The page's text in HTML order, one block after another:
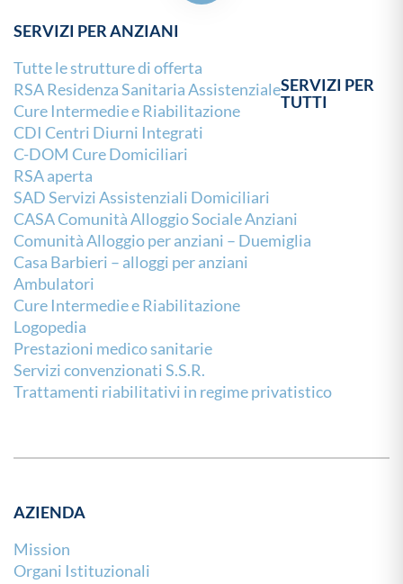
SERVIZI PER ANZIANI
Tutte le strutture di offerta
RSA Residenza Sanitaria Assistenziale
Cure Intermedie e Riabilitazione
CDI Centri Diurni Integrati
C-DOM Cure Domiciliari
RSA aperta
SAD Servizi Assistenziali Domiciliari
CASA Comunità Alloggio Sociale Anziani
Comunità Alloggio per anziani – Duemiglia
Casa Barbieri – alloggi per anziani
SERVIZI PER
TUTTI
Ambulatori
Cure Intermedie e Riabilitazione
Logopedia
Prestazioni medico sanitarie
Servizi convenzionati S.S.R.
Trattamenti riabilitativi in regime privatistico
AZIENDA
Mission
Organi Istituzionali